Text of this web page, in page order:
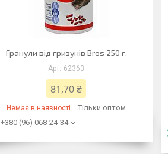
Гранули від гризунів Bros 250 г.
62363
81,70 ₴
Немає в наявності
Тільки оптом
+380 (96) 068-24-34